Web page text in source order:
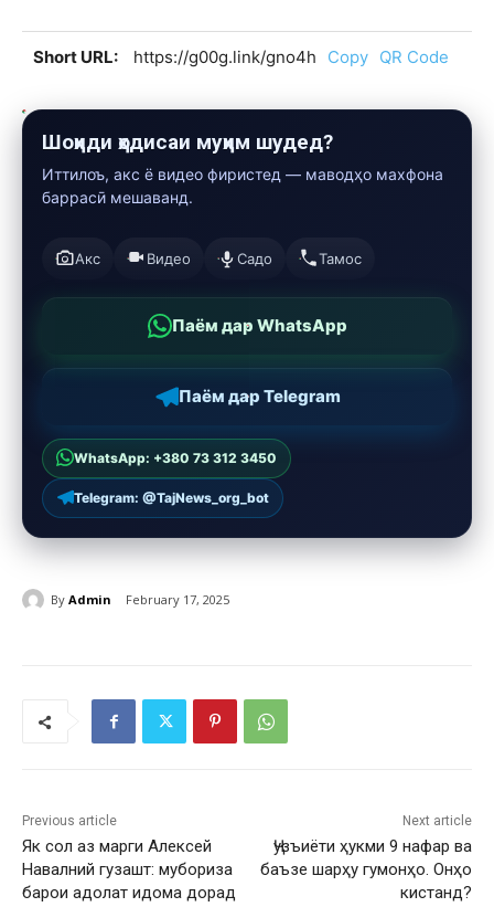
Short URL: https://g00g.link/gno4h Copy QR Code
Шоҳиди ҳодисаи муҳим шудед?
Иттилоъ, акс ё видео фиристед — маводҳо махфона
баррасӣ мешаванд.
Акс Видео Садо Тамос
Паём дар WhatsApp
Паём дар Telegram
WhatsApp: +380 73 312 3450
Telegram: @TajNews_org_bot
By Admin February 17, 2025
Previous article
Як сол аз марги Алексей
Навалний гузашт: мубориза
барои адолат идома дорад
Next article
Ҷузъиёти ҳукми 9 нафар ва
баъзе шарҳу гумонҳо. Онҳо
кистанд?